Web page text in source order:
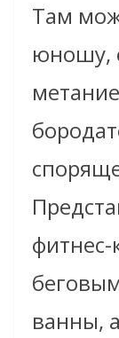
Там
юношу,
ванны,